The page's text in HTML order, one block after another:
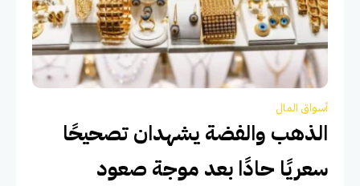
أسواق المال
الذهب والفضة يشهدان تصحيحًا
سعريًا حادًا بعد موجة صعود